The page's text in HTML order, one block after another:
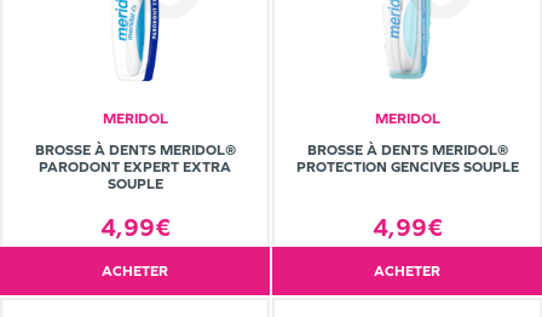
MERIDOL
BROSSE À DENTS MERIDOL®
PARODONT EXPERT EXTRA
SOUPLE
4,99€
ACHETER
MERIDOL
BROSSE À DENTS MERIDOL®
PROTECTION GENCIVES SOUPLE
4,99€
ACHETER